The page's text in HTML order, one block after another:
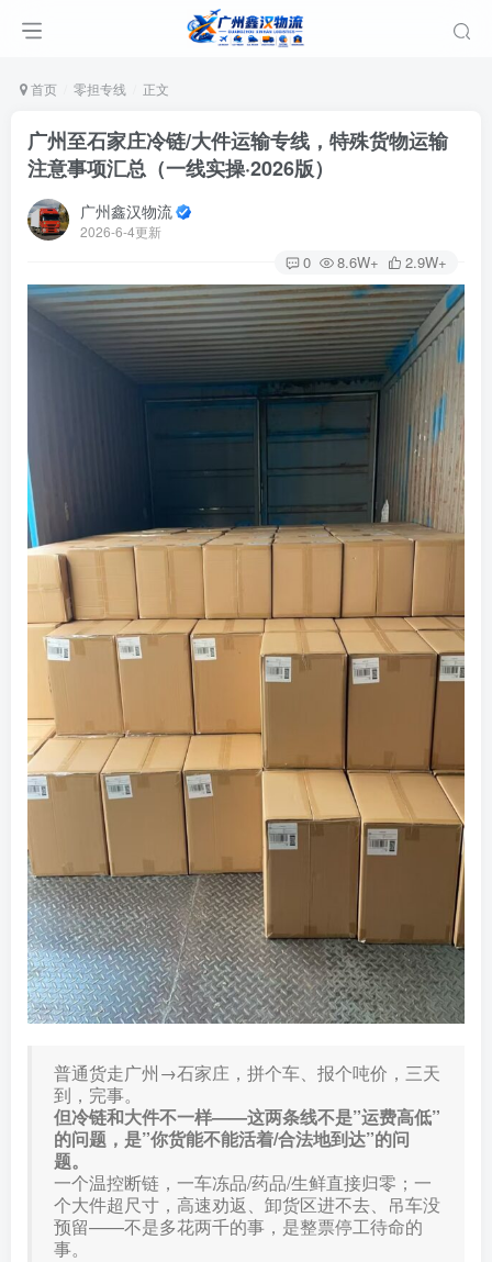
首页 零担专线 正文
广州至石家庄冷链/大件运输专线，特殊货物运输
注意事项汇总（一线实操·2026版）
广州鑫汉物流
2026-6-4更新
0 8.6W+ 2.9W+
普通货走广州→石家庄，拼个车、报个吨价，三天
到，完事。
但冷链和大件不一样——这两条线不是”运费高低”
的问题，是”你货能不能活着/合法地到达”的问
题。
一个温控断链，一车冻品/药品/生鲜直接归零；一
个大件超尺寸，高速劝返、卸货区进不去、吊车没
预留——不是多花两千的事，是整票停工待命的
事。